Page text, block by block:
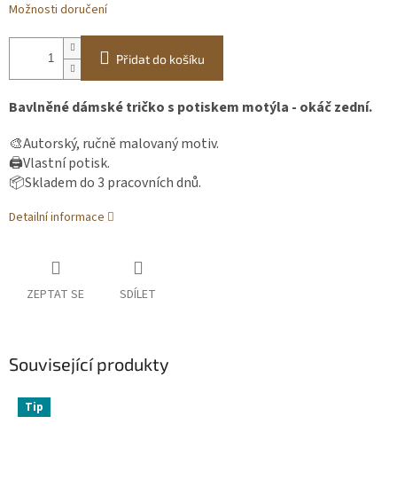
Možnosti doručení
Přidat do košíku
Bavlněné dámské tričko s potiskem motýla - okáč zední.
🎨Autorský, ručně malovaný motiv.
🖨️Vlastní potisk.
📦Skladem do 3 pracovních dnů.
Detailní informace
ZEPTAT SE SDÍLET
Související produkty
Tip